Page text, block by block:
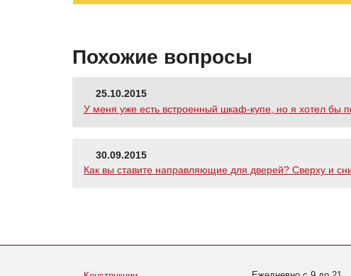
Похожие вопросы
25.10.2015
У меня уже есть встроенный шкаф-купе, но я хотел бы
30.09.2015
Как вы ставите направляющие для дверей? Сверху и